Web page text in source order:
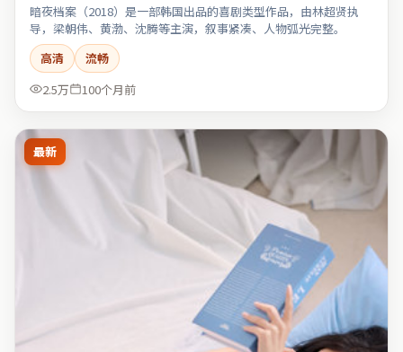
暗夜档案（2018）是一部韩国出品的喜剧类型作品，由林超贤执
导，梁朝伟、黄渤、沈腾等主演，叙事紧凑、人物弧光完整。
高清
流畅
2.5万
100个月前
最新